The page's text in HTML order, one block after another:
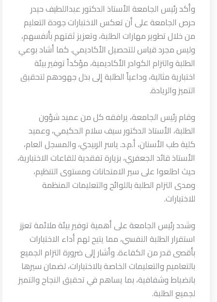
وأكد رئيس الجامعة الأستاذ الدكتور عبداللطيف حيدر
حرص الجامعة على أن تعكس الاختبارات جودة التعليم
من خلال تطوير مهارات الطلبة، وتعزيز ثقتهم بأنفسهم،
وليس مجرد قياس للتحصيل الأكاديمي. كما أشاد بوعي
الطلبة والتزام الكوادر الأكاديمية، مؤكداً توفير بيئة
اختبارية مثالية، وداعياً الطلبة إلى بذل جهودهم لتحقيق
التميز والريادة.
وقام رئيس الجامعة، يرافقه كل من عميد شؤون
الطلبة، الأستاذ الدكتور سيف سلام الحكيمي، وعميد
كلية طب الأسنان، أ.م.د. ياسر الربيدي، والمسجل العام،
الأستاذ قائد الجعفري، بزيارة تفقدية للقاعات الاختبارية،
حيث اطلعوا على سير الامتحانات ومستوى التنظيم،
ومدى التزام الطلبة باللوائح والتعليمات المنظمة
للاختبارات.
وشدد رئيس الجامعة على أهمية توفير بيئة ملائمة تعزز
استقرار الطلبة النفسي، مما يتيح لهم أداء الاختبارات
بأقصى قدر من الكفاءة. وأشار إلى ضرورة التزام الجميع
بالتعاميم والتعليمات الخاصة بالاختبارات، لضمان سيرها
بانضباط وشفافية، بما يساهم في تحقيق النجاح والتميز
لجميع الطلبة.